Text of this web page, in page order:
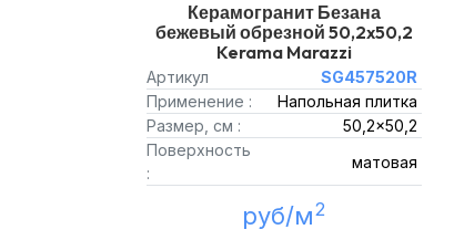
Керамогранит Безана
бежевый обрезной 50,2x50,2
Kerama Marazzi
Артикул
SG457520R
Применение :
Напольная плитка
Размер, см :
50,2x50,2
Поверхность
:
матовая
руб/м2